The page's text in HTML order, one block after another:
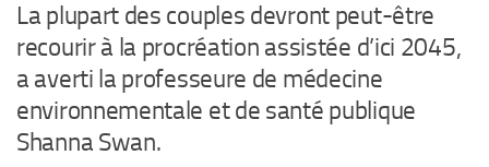
La plupart des couples devront peut-être
recourir à la procréation assistée d’ici 2045,
a averti la professeure de médecine
environnementale et de santé publique
Shanna Swan.